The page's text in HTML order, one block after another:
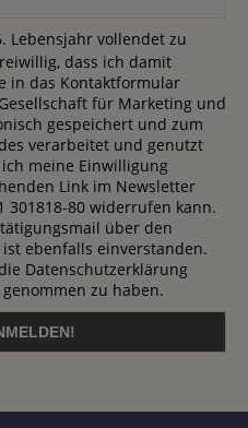
Lebensjahr vollendet zu
dass ich damit
in das Kontaktformular
für Marketing und
gespeichert und zum
verarbeitet und genutzt
meine Einwilligung
Link im Newsletter
301818-80 widerrufen kann.
über den
ebenfalls einverstanden.
Datenschutzerklärung
zu haben.